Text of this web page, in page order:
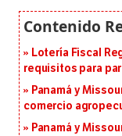
Lotería Fiscal
requisitos para
Panamá y
comercio
Panamá y